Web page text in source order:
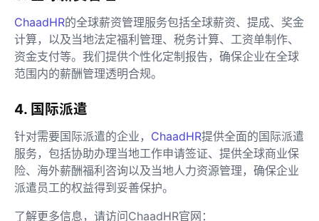
ChaadHR的全球薪资管理服务包括全球薪资、提成、奖金
计算，以及当地法定福利管理、税务计算、工资单制作、
资金支付等。我们提供个性化定制报告，确保企业在全球
范围内的薪酬管理透明合规。
4. 国际派遣
针对需要国际派遣的企业， ChaadHR提供全面的国际派遣
服务，包括协助办理当地工作申请签证、提供全球商业保
险、海外薪酬福利咨询以及当地人力资源管理，确保企业
派遣员工的权益得到妥善保护。
了解更多信息，请访问ChaadHR官网：